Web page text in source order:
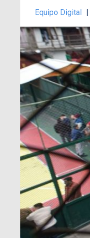
Equipo Digital